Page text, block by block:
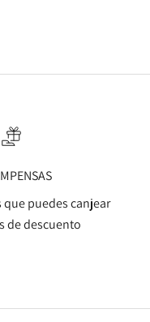
puedes canjear
de descuento